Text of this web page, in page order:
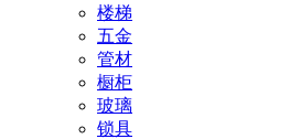
楼梯
五金
管材
橱柜
玻璃
锁具